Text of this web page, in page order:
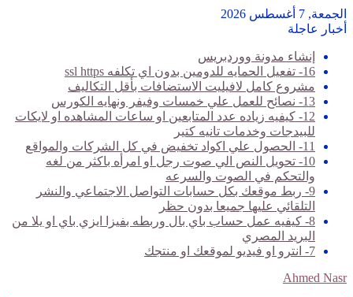
الجمعة, 7 أغسطس 2026
أخبار عاجلة
إنشاء مدونة ووردبريس
16- تفعيل الحمايه للدومين بدون اي تكلفه ssl https
مشروع كامل لافيليت الاستضافات بأقل التكاليف
13- نصائح للعمل علي خمسات وفيفر ونهايه الكورس
12- كيفيه زياده عدد المتابعين او ساعات المشاهده او لايكات
للبيدجات وخدمات تانيه كتير
11- الحصول علي اكواد تخفيض في كل الشركات والمواقع
10- تحويل النص الي صوت رجل او امرأه باكثر من لغه
والتحكم في الصوت والسرعه
9- ربط موقعك بكل حسابات التواصل الاجتماعي والنشر
التلقائي عليها جميعا بدون حظر
8- كيفيه عمل حساب باي بال وربطه بفيزا ايزي باي او يلا من
البريد المصري
7- انترو او فيديو لموقعك او منتجك
Ahmed Nasr